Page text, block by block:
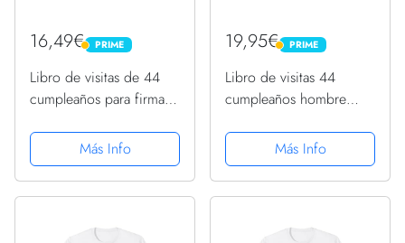
16,49€ PRIME
PRIME
Libro de visitas de 44
cumpleaños para firmar
CamisetaMás Info
19,95€ PRIME
PRIME
Libro de visitas 44
cumpleaños hombre
cumpleaños decoración
Camiseta
Más Info